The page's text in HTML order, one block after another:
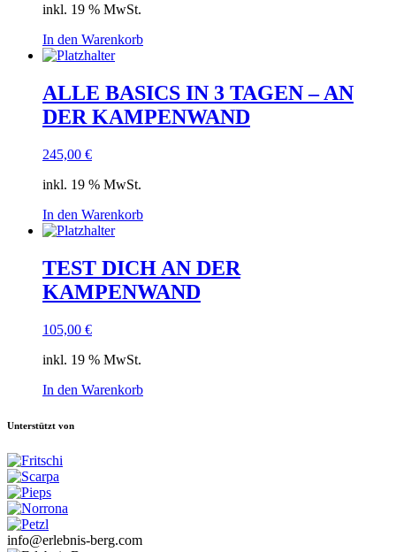
inkl. 19 % MwSt.
In den Warenkorb
ALLE BASICS IN 3 TAGEN – AN
DER KAMPENWAND
245,00 €
inkl. 19 % MwSt.
In den Warenkorb
TEST DICH AN DER
KAMPENWAND
105,00 €
inkl. 19 % MwSt.
In den Warenkorb
Unterstützt von
info@erlebnis-berg.com